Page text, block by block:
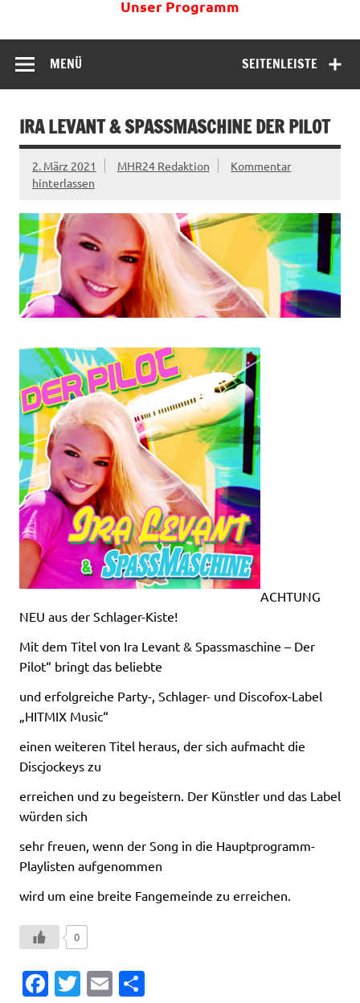
Unser Programm
SEITENLEISTE
MENÜ
IRA LEVANT & SPASSMASCHINE DER PILOT
2. März 2021 MHR24 Redaktion
Kommentar
hinterlassen
ACHTUNG
NEU aus der Schlager-Kiste!
Mit dem Titel von Ira Levant & Spassmaschine – Der
Pilot“ bringt das beliebte
und erfolgreiche Party-, Schlager- und Discofox-Label
„HITMIX Music“
einen weiteren Titel heraus, der sich aufmacht die
Discjockeys zu
erreichen und zu begeistern. Der Künstler und das Label
würden sich
sehr freuen, wenn der Song in die Hauptprogramm-
Playlisten aufgenommen
wird um eine breite Fangemeinde zu erreichen.
0
Fa T
E